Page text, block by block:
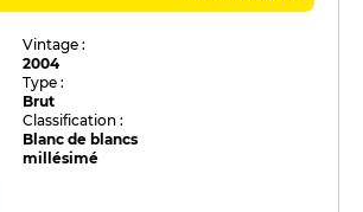
Vintage :
2004
Type :
Brut
Classification :
Blanc de blancs
millésimé